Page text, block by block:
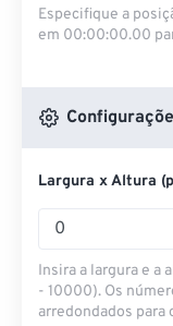
Especifique a
em 00:00:00.00
Largura x Altura
Insira a largura e a
- 10000). Os
arredondados para